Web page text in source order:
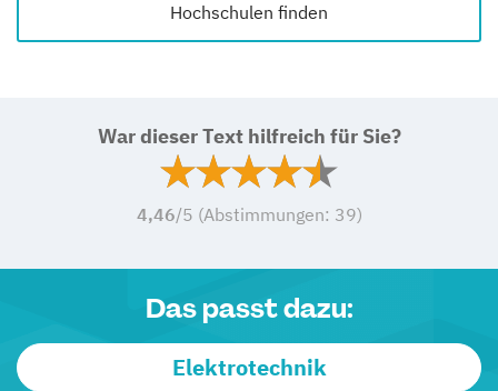
Hochschulen finden
War dieser Text hilfreich für Sie?
4,46/5 (Abstimmungen: 39)
Das passt dazu:
Elektrotechnik